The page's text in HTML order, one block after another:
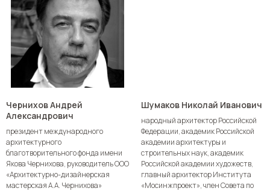
Чернихов Андрей
Александрович
президент международного
архитектурного
благотворительного фонда имени
Якова Чернихова, руководитель ООО
«Архитектурно-дизайнерская
мастерская А.А. Чернихова»
Шумаков Николай Иванович
народный архитектор Российской
Федерации, академик Российской
академии архитектуры и
строительных наук, академик
Российской академии художеств,
главный архитектор Института
«Мосинжпроект», член Совета по